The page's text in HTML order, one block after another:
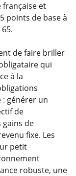
française et
points de base à
de faire briller
qui
à la
générer un
de
gains de
fixe. Les
petit
robuste, une